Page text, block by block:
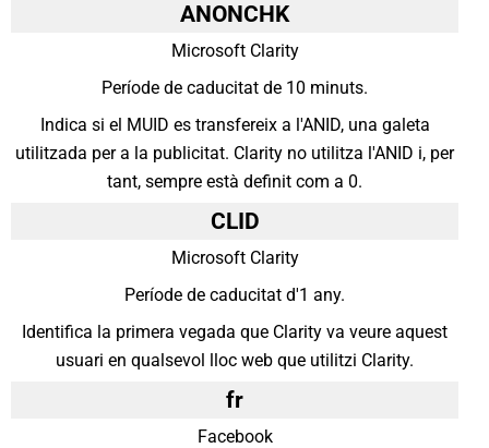
ANONCHK
Microsoft Clarity
Període de caducitat de 10 minuts.
Indica si el MUID es transfereix a l'ANID, una galeta
utilitzada per a la publicitat. Clarity no utilitza l'ANID i, per
tant, sempre està definit com a 0.
CLID
Microsoft Clarity
Període de caducitat d'1 any.
Identifica la primera vegada que Clarity va veure aquest
usuari en qualsevol lloc web que utilitzi Clarity.
fr
Facebook